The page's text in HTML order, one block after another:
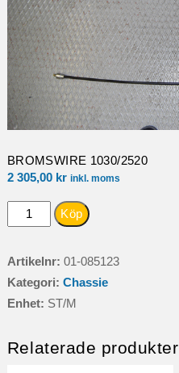
BROMSWIRE 1030/2520
2 305,00 kr inkl. moms
BROMSWIRE
1030/2520
Köp
Artikelnr: 01-085123
Kategori: Chassie
Enhet: ST/M
Relaterade produkter